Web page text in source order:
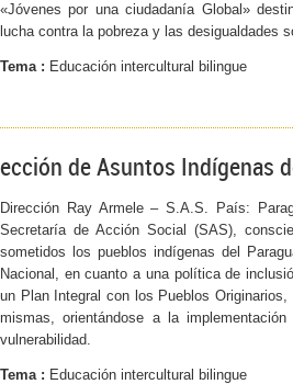
«Jóvenes por una ciudadanía Global»
lucha contra la pobreza y las desigualdades
Tema : Educación intercultural bilingue
de Asuntos Indígenas
Dirección Ray Armele – S.A.S. País:
Secretaría de Acción Social (SAS),
sometidos los pueblos indígenas del
Nacional, en cuanto a una política de
un Plan Integral con los Pueblos
mismas, orientándose a la
vulnerabilidad.
Tema : Educación intercultural bilingue